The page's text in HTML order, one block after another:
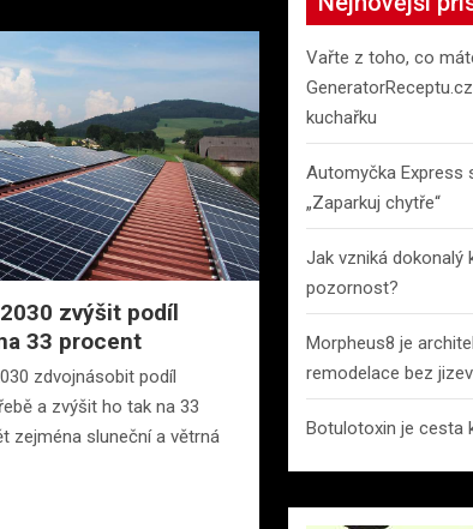
zvýšit podíl
33 procent
zdvojnásobit podíl
a zvýšit ho tak na 33
zejména sluneční a větrná
Vařte z toho, co
kuchařku
Automyčka Express
„Zaparkuj chytře“
Jak vzniká dokonalý
pozornost?
Morpheus8 je
remodelace bez
Botulotoxin je cesta